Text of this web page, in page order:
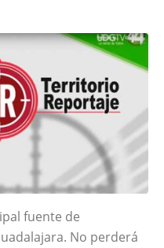
fuente de
No perderá